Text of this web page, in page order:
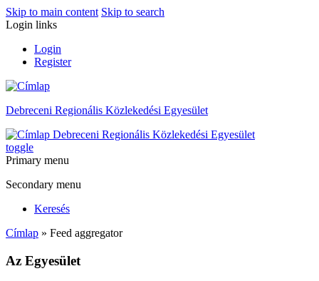
Skip to main content Skip to search
Login links
Login
Register
Debreceni Regionális Közlekedési Egyesület
Debreceni Regionális Közlekedési Egyesület
toggle
Primary menu
Secondary menu
Keresés
Címlap » Feed aggregator
Az Egyesület